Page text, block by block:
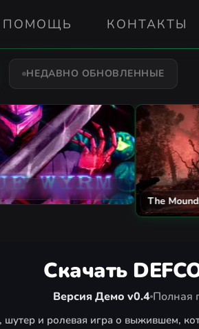
ПОМОЩЬ КОНТАКТЫ
НЕДАВНО ОБНОВЛЕННЫЕ
Assassin's Creed Black Flag
Скачать
Версия Демо v0.4Полная
и ролевая игра о выжившем,